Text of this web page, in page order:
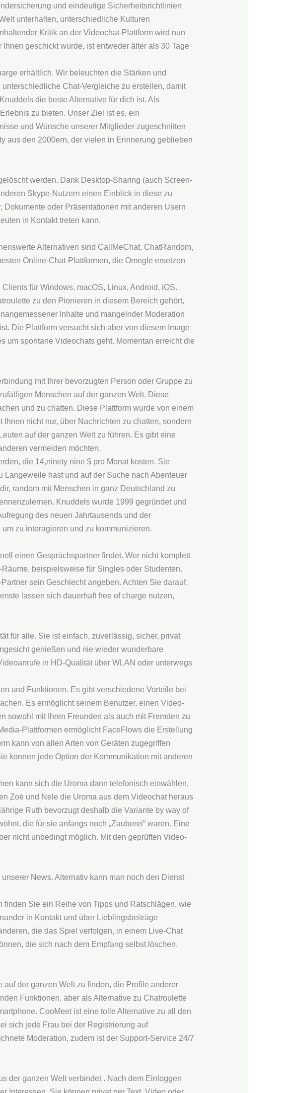
und eindeutige Sicherheitsrichtlinien
unterhalten, unterschiedliche Kulturen
Kritik an der Videochat-Plattform wird nun
geschickt wurde, ist entweder älter als 30 Tage
erhältlich. Wir beleuchten die Stärken und
Chat-Vergleiche zu erstellen, damit
die beste Alternative für dich ist. Als
zu bieten. Unser Ziel ist es, ein
und Wünsche unserer Mitglieder zugeschnitten
aus den 2000ern, der vielen in Erinnerung geblieben
werden. Dank Desktop-Sharing (auch Screen-
Skype-Nutzern einen Einblick in diese zu
oder Präsentationen mit anderen Usern
in Kontakt treten kann.
Alternativen sind CallMeChat, ChatRandom,
Online-Chat-Plattformen, die Omegle ersetzen
für Windows, macOS, Linux, Android, iOS.
zu den Pionieren in diesem Bereich gehört,
Inhalte und mangelnder Moderation
Die Plattform versucht sich aber von diesem Image
um spontane Videochats geht. Momentan erreicht die
mit Ihrer bevorzugten Person oder Gruppe zu
Menschen auf der ganzen Welt. Diese
und zu chatten. Diese Plattform wurde von einem
nicht nur, über Nachrichten zu chatten, sondern
auf der ganzen Welt zu führen. Es gibt eine
vermeiden möchten.
die 14,ninety nine $ pro Monat kosten. Sie
hast und auf der Suche nach Abenteuer
random mit Menschen in ganz Deutschland zu
Knuddels wurde 1999 gegründet und
des neuen Jahrtausends und der
zu interagieren und zu kommunizieren.
einen Gesprächspartner findet. Wer nicht komplett
beispielsweise für Singles oder Studenten.
sein Geschlecht angeben. Achten Sie darauf,
lassen sich dauerhaft free of charge nutzen,
für alle. Sie ist einfach, zuverlässig, sicher, privat
genießen und nie wieder wunderbare
in HD-Qualität über WLAN oder unterwegs
und Funktionen. Es gibt verschiedene Vorteile bei
Es ermöglicht seinem Benutzer, einen Video-
sowohl mit Ihren Freunden als auch mit Fremden zu
Plattformen ermöglicht FaceFlows die Erstellung
kann von allen Arten von Geräten zugegriffen
können jede Option der Kommunikation mit anderen
kann sich die Uroma dann telefo­nisch einwählen,
Zoė und Nele die Uroma aus dem Video­chat heraus
Ruth bevor­zugt deshalb die Variante by way of
die für sie anfangs noch „Zauberei“ waren. Eine
nicht unbe­dingt möglich. Mit den geprüften Video­
News. Alternativ kann man noch den Dienst
Sie ein Reihe von Tipps und Ratschlägen, wie
in Kontakt und über Lieblingsbeiträge
die das Spiel verfolgen, in einem Live-Chat
die sich nach dem Empfang selbst löschen.
auf der ganzen Welt zu finden, die Profile anderer
Funktionen, aber als Alternative zu Chatroulette
CooMeet ist eine tolle Alternative zu all den
sich jede Frau bei der Registrierung auf
Moderation, zudem ist der Support-Service 24/7
der ganzen Welt verbindet . Nach dem Einloggen